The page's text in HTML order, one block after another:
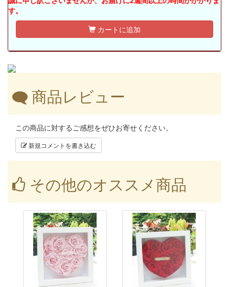
す。
カートに追加
商品レビュー
この商品に対するご感想をぜひお寄せください。
新規コメントを書き込む
その他のオススメ商品